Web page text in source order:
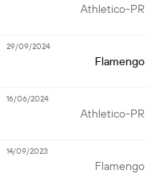
Athletico-PR
Flamengo
29/09/2024
Athletico-PR
16/06/2024
Flamengo
14/09/2023